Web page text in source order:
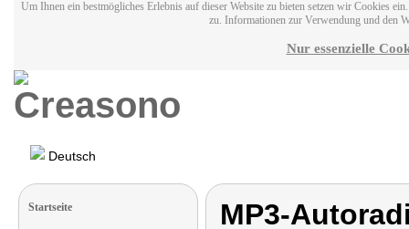
Um Ihnen ein bestmögliches Erlebnis auf dieser Website zu bieten setzen wir Cookies
zu. Informationen zur Verwendung und den
Nur essenzielle
Deutsch
Startseite
MP3-